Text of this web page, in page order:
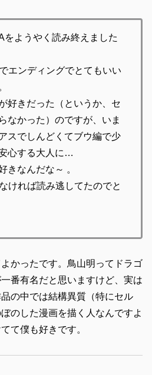
をようやく読み終えました
エンディングでとてもいい
好きだった（というか、セ
なかった）のですが、いま
スでしんどくてブウ編で少
心する大人に…
きなんだな～ 。
ければ読み逃してたのでと
かったです。鳥山明ってドラゴ
番有名だと思いますけど、実は
の中では結構異質（特にセル
のした漫画を描く人なんですよ
て僕も好きです。